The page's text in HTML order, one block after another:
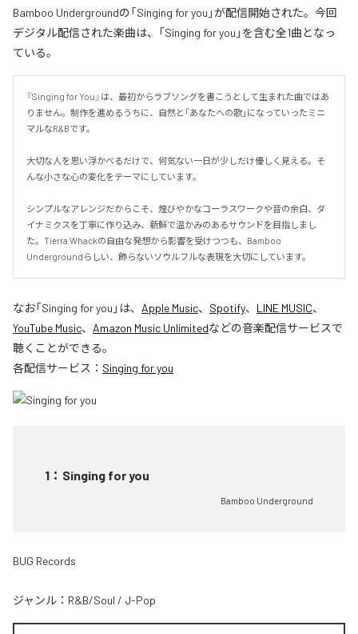
Bamboo Undergroundの「Singing for you」が配信開始された。今回
デジタル配信された楽曲は、「Singing for you」を含む全1曲となっ
ている。
『Singing for You』は、最初からラブソングを書こうとして生まれた曲ではあ
りません。制作を進めるうちに、自然と「あなたへの歌」になっていったミニ
マルなR&Bです。
大切な人を思い浮かべるだけで、何気ない一日が少しだけ優しく見える。そ
んな小さな心の変化をテーマにしています。
シンプルなアレンジだからこそ、煌びやかなコーラスワークや音の余白、ダ
イナミクスを丁寧に作り込み、新鮮で温かみのあるサウンドを目指しまし
た。Tierra Whackの自由な発想から影響を受けつつも、Bamboo
Undergroundらしい、飾らないソウルフルな表現を大切にしています。
なお「Singing for you 」は、 Apple Music、 Spotify、 LINE MUSIC、
YouTube Music、 Amazon Music Unlimitedなどの音楽配信サービスで
聴くことができる。
各配信サービス： Singing for you
1 ： Singing for you
Bamboo Underground
BUG Records
ジャンル： R&B/Soul / J-Pop